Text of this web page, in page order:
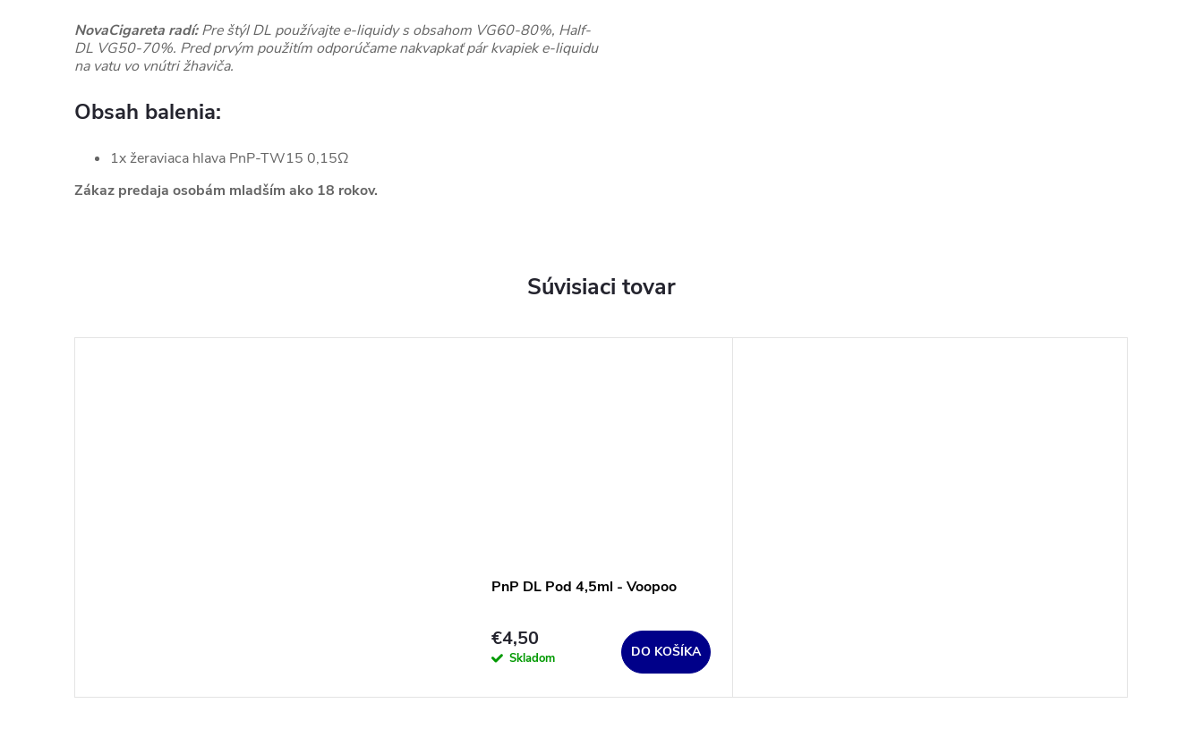
NovaCigareta radí:Pre štýl DL používajte e-liquidy s obsahom VG60-80%, Half-
DL VG50-70%. Pred prvým použitím odporúčame nakvapkať pár kvapiek e-liquidu
na vatu vo vnútri žhaviča.
Obsah balenia:
1x žeraviaca hlava PnP-TW15 0,15Ω
Zákaz predaja osobám mladším ako 18 rokov.
Súvisiaci tovar
PnP DL Pod 4,5ml - Voopoo
€4,50
Skladom DO KOŠÍKA